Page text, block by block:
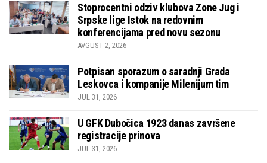
Stoprocentni odziv klubova Zone Jug i
Srpske lige Istok na redovnim
konferencijama pred novu sezonu
AVGUST 2, 2026
Potpisan sporazum o saradnji Grada
Leskovca i kompanije Milenijum tim
JUL 31, 2026
U GFK Dubočica 1923 danas završene
registracije prinova
JUL 31, 2026